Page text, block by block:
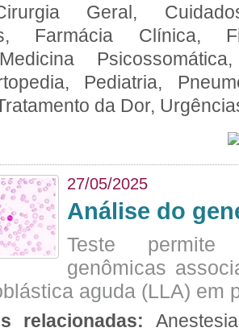
Geral,
Farmácia Clínica,
Pediatria,
da Dor,
27/05/2025
Análise do
Teste permite
genômicas
aguda (LLA) em
relacionadas: